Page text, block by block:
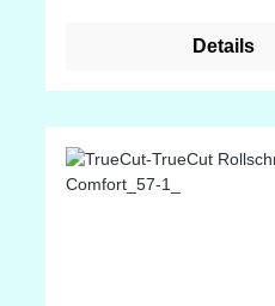
Klingenschärfer an Ort
bleibt. Für Rollschneideklingen von
28 - 60 mm geeignet.
Details